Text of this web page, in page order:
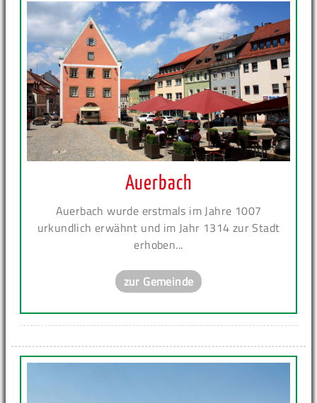
Auerbach
Auerbach wurde erstmals im Jahre 1007
urkundlich erwähnt und im Jahr 1314 zur Stadt
erhoben...
zur Gemeinde